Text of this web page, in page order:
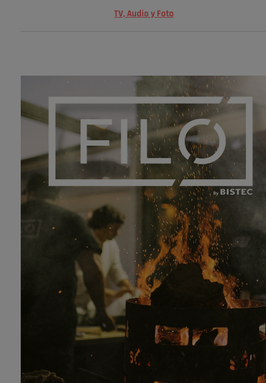
TV, Audio y Foto